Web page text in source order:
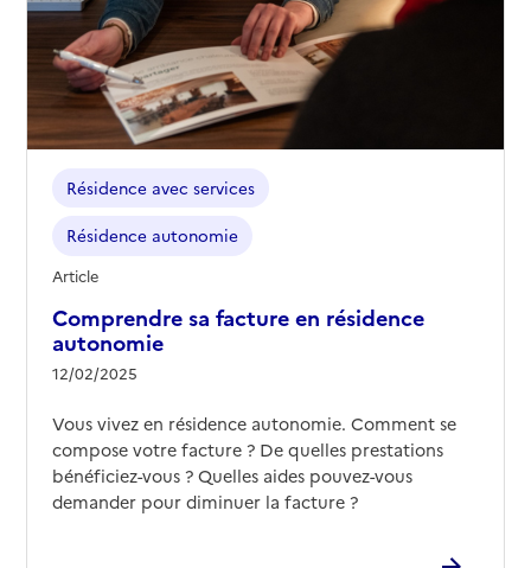
Comprendre sa facture en résidence
autonomie
12/02/2025
Résidence avec services
Résidence autonomie
Article
Vous vivez en résidence autonomie. Comment se
compose votre facture ? De quelles prestations
bénéficiez-vous ? Quelles aides pouvez-vous
demander pour diminuer la facture ?